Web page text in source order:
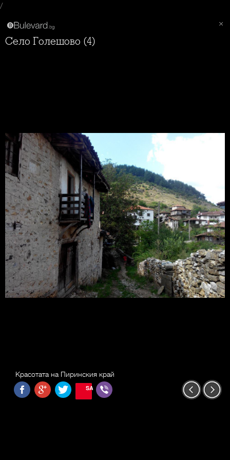
/
Село Голешово (4)
Красотата на Пиринския край
SAVE